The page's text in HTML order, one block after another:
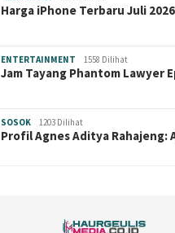
Harga iPhone Terbaru Juli
ENTERTAINMENT 1558 Dilihat
Jam Tayang Phantom Lawyer
SOSOK 1203 Dilihat
Profil Agnes Aditya Rahajeng: